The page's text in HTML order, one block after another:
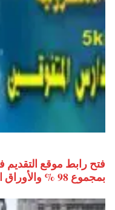
بمجموع 98 % والأوراق المطلوبة